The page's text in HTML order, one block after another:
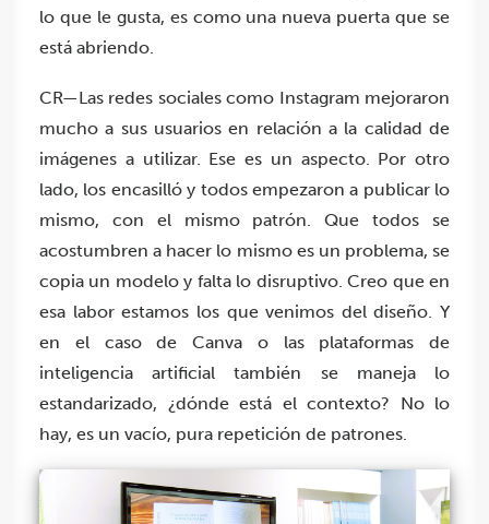
lo que le gusta, es como una nueva puerta que se
está abriendo.
CR—Las redes sociales como Instagram mejoraron
mucho a sus usuarios en relación a la calidad de
imágenes a utilizar. Ese es un aspecto. Por otro
lado, los encasilló y todos empezaron a publicar lo
mismo, con el mismo patrón. Que todos se
acostumbren a hacer lo mismo es un problema, se
copia un modelo y falta lo disruptivo. Creo que en
esa labor estamos los que venimos del diseño. Y
en el caso de Canva o las plataformas de
inteligencia artificial también se maneja lo
estandarizado, ¿dónde está el contexto? No lo
hay, es un vacío, pura repetición de patrones.